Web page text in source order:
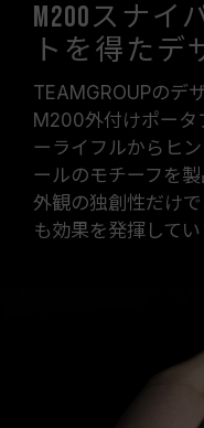
M200スナイ
トを得たデ
TEAMGROUPのデ
M200外付けポータ
ーライフルからヒ
ールのモチーフを製
外観の独創性だけ
も効果を発揮してい